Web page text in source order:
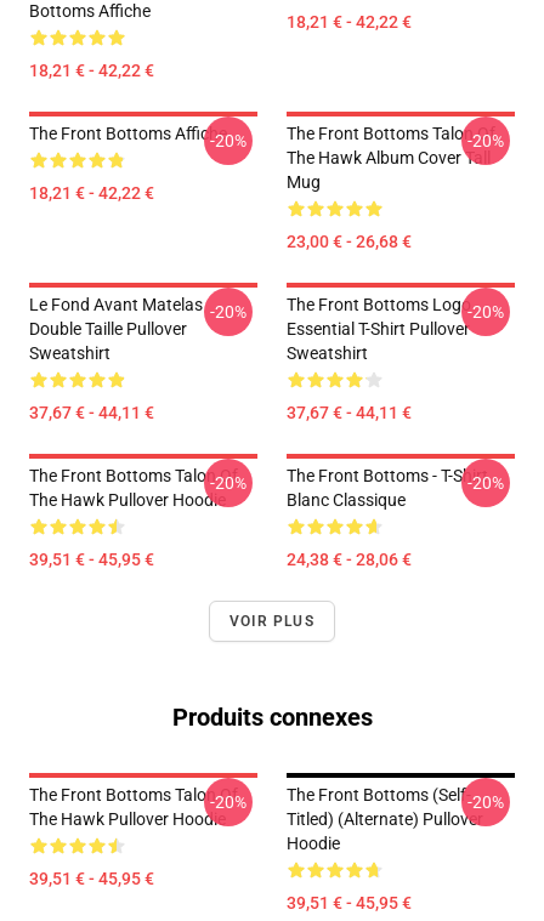
Bottoms Affiche
18,21 € - 42,22 €
18,21 € - 42,22 €
The Front Bottoms Affiche
18,21 € - 42,22 €
-20%
The Front Bottoms Talon Of
The Hawk Album Cover Tall
Mug
23,00 € - 26,68 €
-20%
Le Fond Avant Matelas
Double Taille Pullover
Sweatshirt
37,67 € - 44,11 €
-20%
The Front Bottoms Logo
Essential T-Shirt Pullover
Sweatshirt
37,67 € - 44,11 €
-20%
The Front Bottoms Talon Of
The Hawk Pullover Hoodie
39,51 € - 45,95 €
-20%
The Front Bottoms - T-Shirt
Blanc Classique
24,38 € - 28,06 €
-20%
VOIR PLUS
Produits connexes
The Front Bottoms Talon Of
The Hawk Pullover Hoodie
39,51 € - 45,95 €
-20%
The Front Bottoms (Self-
Titled) (Alternate) Pullover
Hoodie
39,51 € - 45,95 €
-20%